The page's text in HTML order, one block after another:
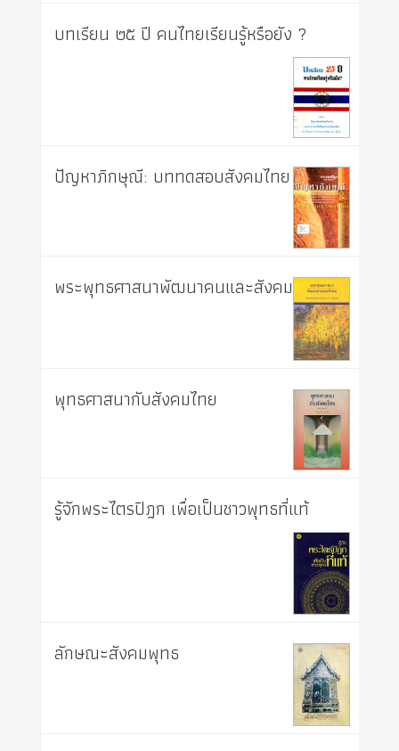
บทเรียน ๒๕ ปี คนไทยเรียนรู้หรือยัง ?
ปัญหาภิกษุณี: บททดสอบสังคมไทย
พระพุทธศาสนาพัฒนาคนและสังคม
พุทธศาสนากับสังคมไทย
รู้จักพระไตรปิฎก เพื่อเป็นชาวพุทธที่แท้
ลักษณะสังคมพุทธ